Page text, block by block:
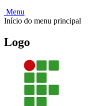
Menu
Início do menu principal
Logo